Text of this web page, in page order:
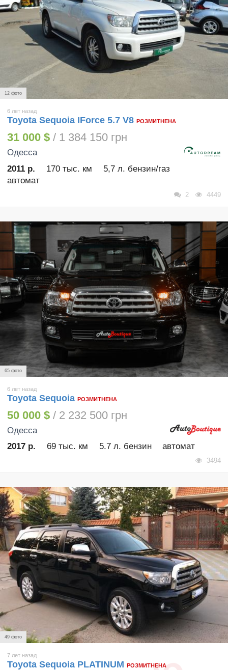
12 фото
6 лет назад
Toyota Sequoia IForce 5.7 V8 РОЗМИТНЕНА
31 000 $ / 1 384 150 грн
Одесса
2011 р.
170 тыс. км
5,7 л. бензин/газ
автомат
2 4449
65 фото
6 лет назад
Toyota Sequoia РОЗМИТНЕНА
50 000 $ / 2 232 500 грн
Одесса
2017 р.
69 тыс. км 5.7 л. бензин автомат
3494
49 фото
7 лет назад
Toyota Sequoia PLATINUM РОЗМИТНЕНА